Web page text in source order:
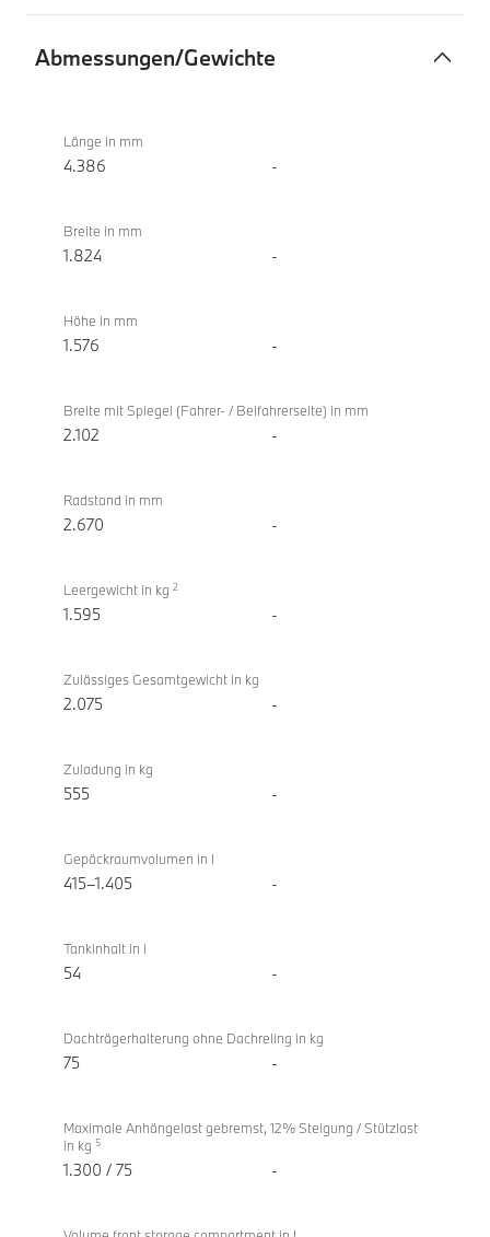
Abmessungen/Gewichte
220i
Active
Länge in mm
4.386 -
Breite in mm
1.824 -
Höhe in mm
1.576 -
Breite mit Spiegel (Fahrer- / Beifahrerseite) in mm
2.102 -
Radstand in mm
2.670 -
Leergewicht in kg 2
1.595 -
Zulässiges Gesamtgewicht in kg
2.075 -
Zuladung in kg
555 -
Gepäckraumvolumen in l
415–1.405 -
Tankinhalt in l
54 -
Dachträgerhalterung ohne Dachreling in kg
75 -
Maximale Anhängelast gebremst, 12% Steigung / Stützlast
in kg 5
1.300 / 75 -